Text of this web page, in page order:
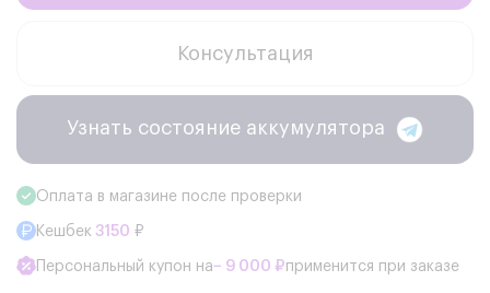
Консультация
Узнать состояние аккумулятора
Оплата в магазине после проверки
Кешбек 3150 ₽
Персональный купон на− 9 000 ₽применится при заказе